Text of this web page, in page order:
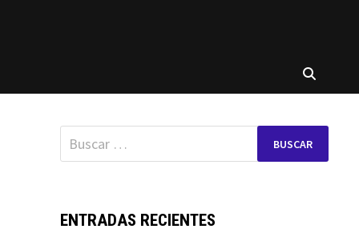
Buscar:
ENTRADAS RECIENTES